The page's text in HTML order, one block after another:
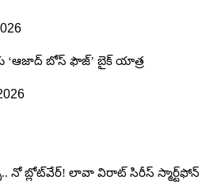
‘ఆజాద్ బోస్ ఫౌజ్’ బైక్ యాత్ర
నో బ్లోట్‌వేర్! లావా విరాట్ సిరీస్ స్మార్ట్‌ఫోన్​